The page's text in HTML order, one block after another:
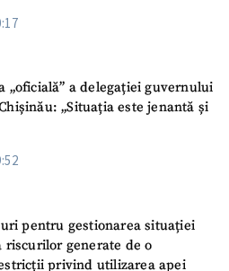
„oficială” a delegației guvernului
„Situația este jenantă și
pentru gestionarea situației
riscurilor generate de o
privind utilizarea apei